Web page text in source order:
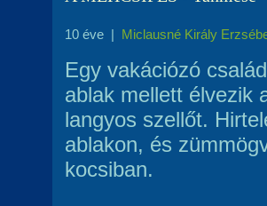
10 éve | Miclausné Király
Egy vakációzó
ablak mellett élvezik
langyos szellőt.
ablakon, és
kocsiban.